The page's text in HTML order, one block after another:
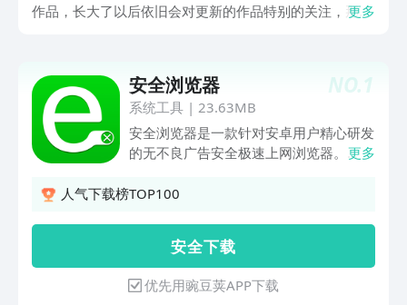
作品，长大了以后依旧会对更新的作品特别的关注，那么
更多
NO.1
安全浏览器
系统工具| 23.63MB
安全浏览器是一款针对安卓用户精心研发
的无不良广告安全极速上网浏览器。
2.内核极简，极速启动，占用手机资源极
括新闻、小说、视频、购物、微博、娱
乐、财经、社区、交友、团购、汽车等各
类内容 . 赶快下载安装吧~
更多
人气下载榜TOP100
安 全 下 载
优先用豌豆荚APP下载